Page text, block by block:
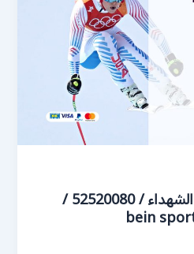
رقم موزع بين سبورت الشهداء / 52520080 /